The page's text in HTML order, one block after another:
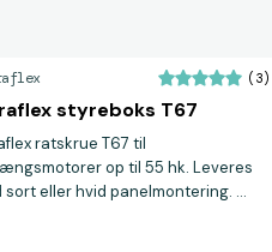
(3)
styreboks T67
ratskrue T67 til
op til 55 hk. Leveres
sort eller hvid panelmontering. ...